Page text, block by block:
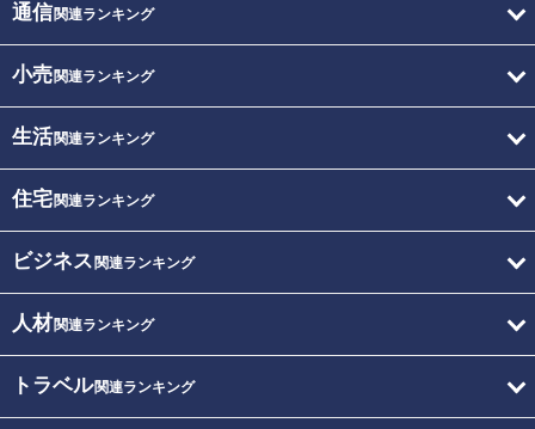
通信関連ランキング
小売関連ランキング
生活関連ランキング
住宅関連ランキング
ビジネス 関連ランキング
人材関連ランキング
トラベル関連ランキング